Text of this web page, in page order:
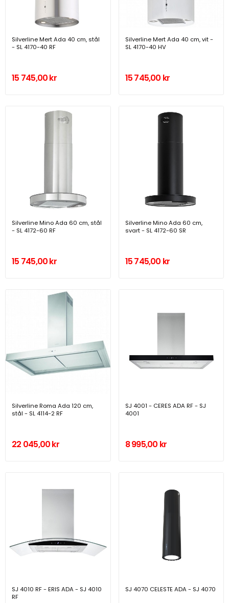
Silverline Mert Ada 40 cm, stål
- SL 4170-40 RF
15 745,00 kr
Silverline Mert Ada 40 cm, vit -
SL 4170-40 HV
15 745,00 kr
Silverline Mino Ada 60 cm, stål
- SL 4172-60 RF
15 745,00 kr
Silverline Mino Ada 60 cm,
svart - SL 4172-60 SR
15 745,00 kr
Silverline Roma Ada 120 cm,
stål - SL 4114-2 RF
22 045,00 kr
SJ 4001 - CERES ADA RF - SJ
4001
8 995,00 kr
SJ 4010 RF - ERIS ADA - SJ 4010
RF
SJ 4070 CELESTE ADA - SJ 4070